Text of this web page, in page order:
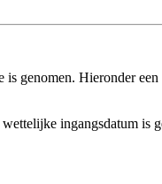
Hieronder
ingangsdatum is